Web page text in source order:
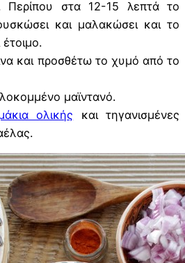
Περίπου στα 12-15 λεπτά το
και μαλακώσει και το
και προσθέτω το χυμό από το
μαϊντανό.
ολικής και τηγανισμένες